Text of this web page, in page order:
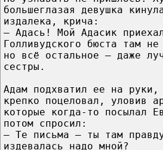
большеглазая девушка
издалека, крича:
– Адась! Мой Адасик
Голливудского бюста там
но всё остальное – даже
сестры.
Адам подхватил ее на
крепко поцеловал, уловив
которые когда-то посылал
потом спросил:
– Те письма – ты там
издевалась надо мной?